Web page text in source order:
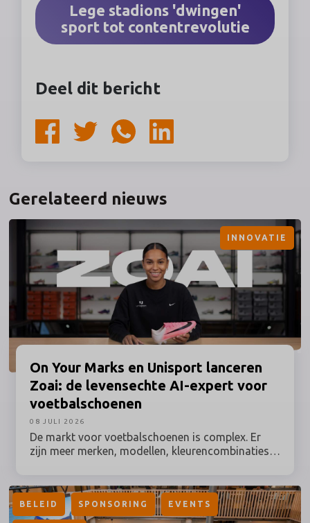
Lege stadions 'dwingen'
sport tot contentrevolutie
Deel dit bericht
Gerelateerd nieuws
On Your Marks en Unisport lanceren
Zoai: de levensechte AI-expert voor
voetbalschoenen
De markt voor voetbalschoenen is complex. Er
zijn meer merken, modellen, kleurencombinaties
en generieke productpagina’s. De consument wil
meer: persoonlijke, betrouwbare begeleiding en
direct antwoord op concrete vragen. Daarom
INNOVATIE
08 JULI 2026
BELEID SPONSORING EVENTS